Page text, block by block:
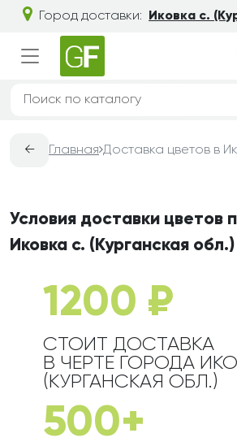
Город доставки: Иковка с.
← Главная
Условия доставки цветов
Иковка с. (Курганская обл.)
1200 ₽
СТОИТ ДОСТАВКА
В ЧЕРТЕ ГОРОДА
(КУРГАНСКАЯ ОБЛ.)
500+